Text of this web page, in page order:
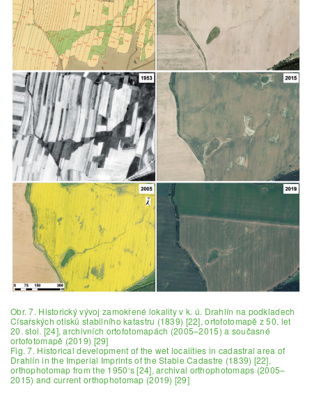
Obr. 7. Historický vývoj zamokřené lokality v k. ú. Drahlín na podkladech
Císařských otisků stabilního katastru (1839) [22], ortofotomapě z 50. let
20. stol. [24], archivních ortofotomapách (2005–2015) a současné
ortofotomapě (2019) [29]
Fig. 7. Historical development of the wet localities in cadastral area of
Drahlín in the Imperial Imprints of the Stable Cadastre (1839) [22],
orthophotomap from the 1950‘s [24], archival orthophotomaps (2005–
2015) and current orthophotomap (2019) [29]